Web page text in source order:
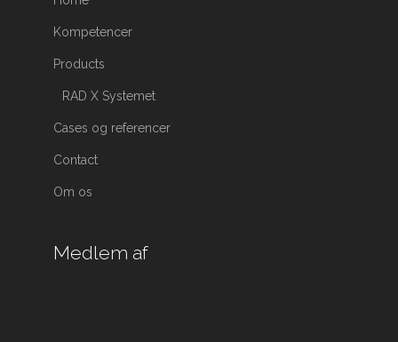
Kompetencer
Products
RAD X Systemet
Cases og referencer
Contact
Om os
Medlem af